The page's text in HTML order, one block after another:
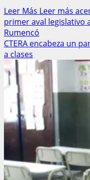
Leer Más Leer más
primer aval legislativo
Rumencó
CTERA encabeza un
a clases